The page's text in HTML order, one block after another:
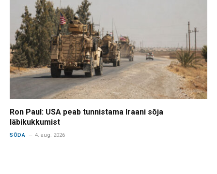
Ron Paul: USA peab tunnistama Iraani sõja
läbikukkumist
SÕDA 4. aug. 2026